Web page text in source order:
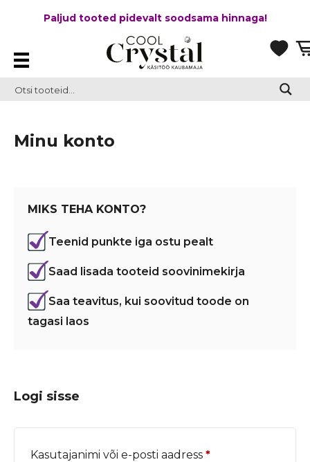
Paljud tooted pidevalt soodsama hinnaga!
Minu konto
MIKS TEHA KONTO?
Teenid punkte iga ostu pealt
Saad lisada tooteid soovinimekirja
Saa teavitus, kui soovitud toode on
tagasi laos
Logi sisse
Kasutajanimi või e-posti aadress *Nõutud